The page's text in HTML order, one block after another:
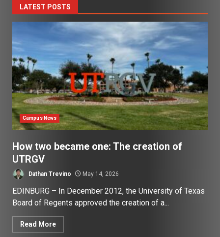
LATEST POSTS
Campus News
How two became one: The creation of
UTRGV
Dathan Trevino May 14, 2026
EDINBURG – In December 2012, the University of Texas
Board of Regents approved the creation of a...
Read More